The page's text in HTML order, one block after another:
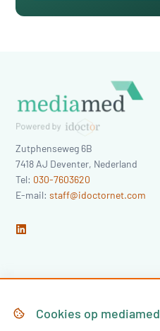
Zutphenseweg 6B
7418 AJ Deventer, Nederland
Tel: 030-7603620
E-mail:staff@idoctornet.com
HomeCookies op mediamed